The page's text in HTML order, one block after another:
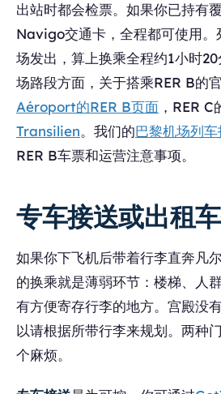
出站时都会检票。如果你已持有
Navigo交通卡，全程都可使用。
场发出，算上换乘全程约1小时
场路段方面，关于搭乘RER B的
Aéroport的RER B页面 ，RER
Transilien。我们的巴黎机场列
RER B车票和运营注意事项。
专车接送或出租
如果你下飞机后带着行李直奔凡
的换乘就是薄弱环节：楼梯、人
有方便寄存行李的地方。宫殿没
以请根据所带行李来规划。两种
个麻烦。